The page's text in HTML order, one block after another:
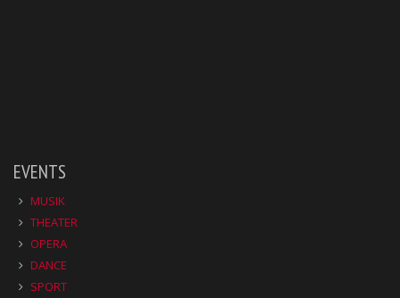
EVENTS
MUSIK
THEATER
OPERA
DANCE
SPORT